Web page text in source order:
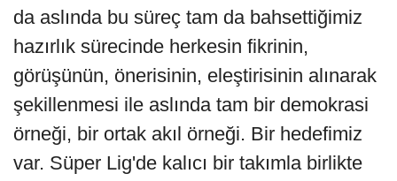
da aslında bu süreç tam da bahsettiğimiz
hazırlık sürecinde herkesin fikrinin,
görüşünün, önerisinin, eleştirisinin alınarak
şekillenmesi ile aslında tam bir demokrasi
örneği, bir ortak akıl örneği. Bir hedefimiz
var. Süper Lig'de kalıcı bir takımla birlikte